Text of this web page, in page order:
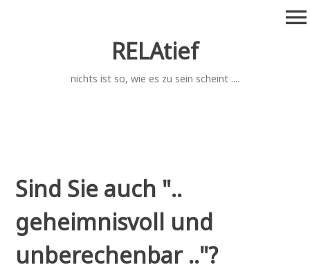
RELAtief
nichts ist so, wie es zu sein scheint ....
menu
Sind Sie auch "..
geheimnisvoll und
unberechenbar .."?